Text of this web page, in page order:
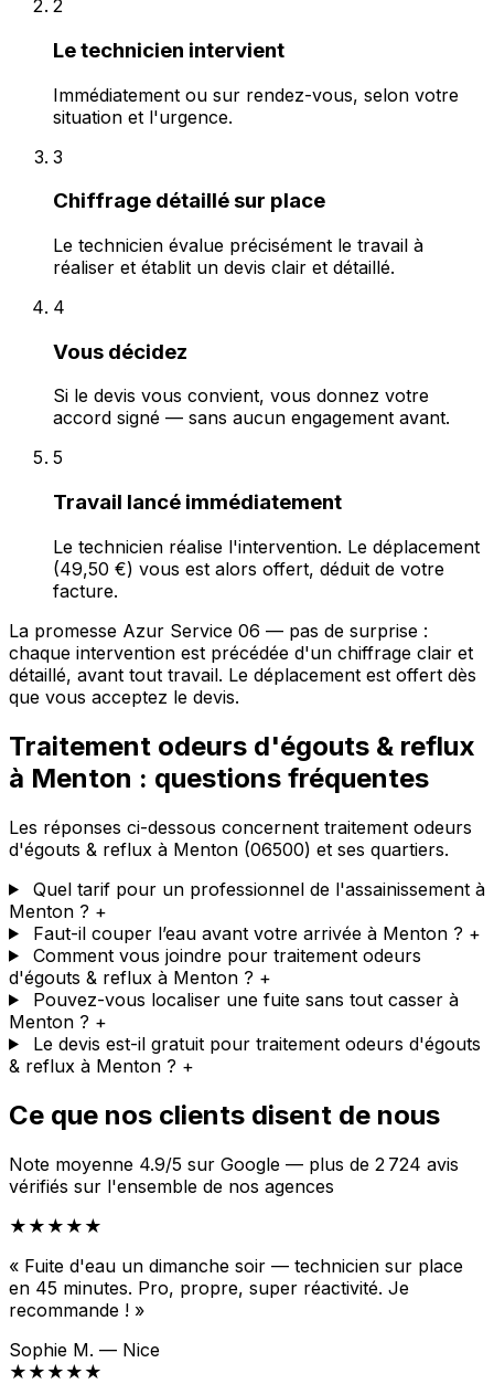
2
Le technicien intervient
Immédiatement ou sur rendez-vous, selon votre
situation et l'urgence.
3
Chiffrage détaillé sur place
Le technicien évalue précisément le travail à
réaliser et établit un devis clair et détaillé.
4
Vous décidez
Si le devis vous convient, vous donnez votre
accord signé — sans aucun engagement avant.
5
Travail lancé immédiatement
Le technicien réalise l'intervention. Le déplacement
(49,50 €) vous est alors offert, déduit de votre
facture.
La promesse Azur Service 06 — pas de surprise :
chaque intervention est précédée d'un chiffrage clair et
détaillé, avant tout travail. Le déplacement est offert dès
que vous acceptez le devis.
Traitement odeurs d'égouts & reflux
à Menton : questions fréquentes
Les réponses ci-dessous concernent traitement odeurs
d'égouts & reflux à Menton (06500) et ses quartiers.
Quel tarif pour un professionnel de l'assainissement à
Menton ? +
Faut-il couper l’eau avant votre arrivée à Menton ? +
Comment vous joindre pour traitement odeurs
d'égouts & reflux à Menton ? +
Pouvez-vous localiser une fuite sans tout casser à
Menton ? +
Le devis est-il gratuit pour traitement odeurs d'égouts
& reflux à Menton ? +
Ce que nos clients disent de nous
Note moyenne 4.9/5 sur Google — plus de 2 724 avis
vérifiés sur l'ensemble de nos agences
★★★★★
« Fuite d'eau un dimanche soir — technicien sur place
en 45 minutes. Pro, propre, super réactivité. Je
recommande ! »
Sophie M. — Nice
★★★★★